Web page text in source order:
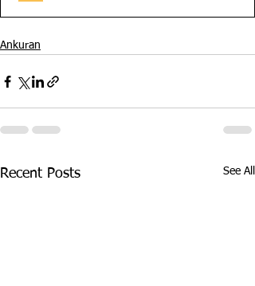
Ankuran
Recent Posts See All